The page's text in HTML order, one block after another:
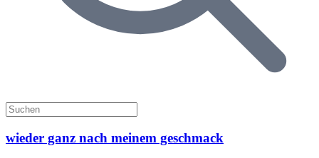
wieder ganz nach meinem geschmack